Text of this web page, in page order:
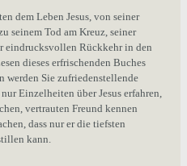
dem Leben Jesus, von seiner
seinem Tod am Kreuz, seiner
eindrucksvollen Rückkehr in den
dieses erfrischenden Buches
werden Sie zufriedenstellende
Einzelheiten über Jesus erfahren,
vertrauten Freund kennen
dass nur er die tiefsten
kann.